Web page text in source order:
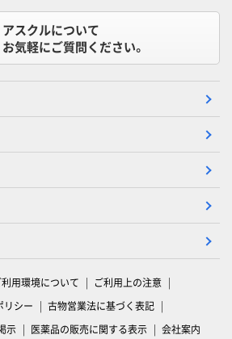
アスクルについて
お気軽にご質問ください。
利用環境について
ご利用上の注意
リシー
古物営業法に基づく表記
示
医薬品の販売に関する表示 会社案内